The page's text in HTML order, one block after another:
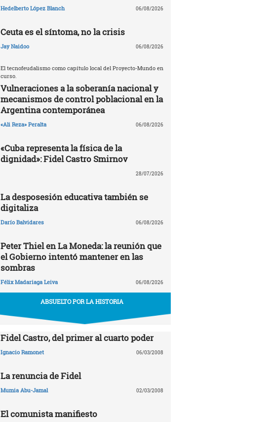
Hedelberto López Blanch 06/08/2026
Ceuta es el síntoma, no la crisis
Jay Naidoo 06/08/2026
El tecnofeudalismo como capítulo local del Proyecto-Mundo en
curso.
Vulneraciones a la soberanía nacional y
mecanismos de control poblacional en la
Argentina contemporánea
«Ali Reza» Peralta 06/08/2026
«Cuba representa la física de la
dignidad»: Fidel Castro Smirnov
28/07/2026
La desposesión educativa también se
digitaliza
Darío Balvidares 06/08/2026
Peter Thiel en La Moneda: la reunión que
el Gobierno intentó mantener en las
sombras
Félix Madariaga Leiva 06/08/2026
ABSUELTO POR LA HISTORIA
Fidel Castro, del primer al cuarto poder
Ignacio Ramonet 06/03/2008
La renuncia de Fidel
Mumia Abu-Jamal 02/03/2008
El comunista manifiesto